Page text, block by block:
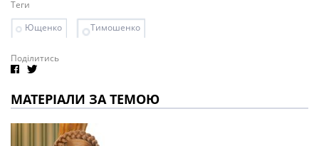
Теги
Ющенко
Тимошенко
Поділитись
МАТЕРІАЛИ ЗА ТЕМОЮ